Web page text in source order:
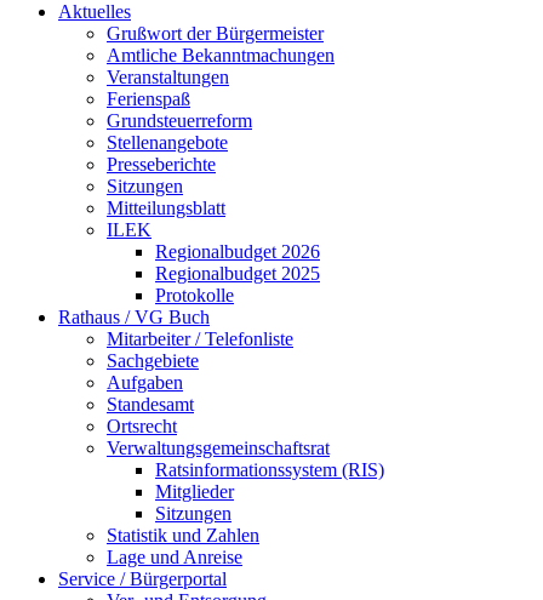
Aktuelles
Grußwort der Bürgermeister
Amtliche Bekanntmachungen
Veranstaltungen
Ferienspaß
Grundsteuerreform
Stellenangebote
Presseberichte
Sitzungen
Mitteilungsblatt
ILEK
Regionalbudget 2026
Regionalbudget 2025
Protokolle
Rathaus / VG Buch
Mitarbeiter / Telefonliste
Sachgebiete
Aufgaben
Standesamt
Ortsrecht
Verwaltungsgemeinschaftsrat
Ratsinformationssystem (RIS)
Mitglieder
Sitzungen
Statistik und Zahlen
Lage und Anreise
Service / Bürgerportal